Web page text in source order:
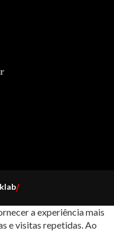
/
a experiência mais
e visitas repetidas. Ao